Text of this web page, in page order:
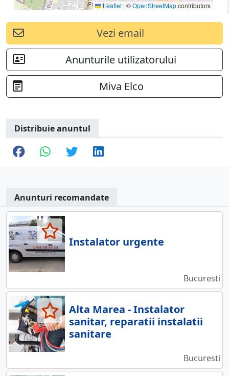
Leaflet | ©OpenStreetMapcontributors
Vezi email
Anunturile utilizatorului
Miva Elco
Distribuie anuntul
Anunturi recomandate
Instalator urgente
Bucuresti
Alta Marea - Instalator
sanitar, reparatii instalatii
sanitare
Bucuresti